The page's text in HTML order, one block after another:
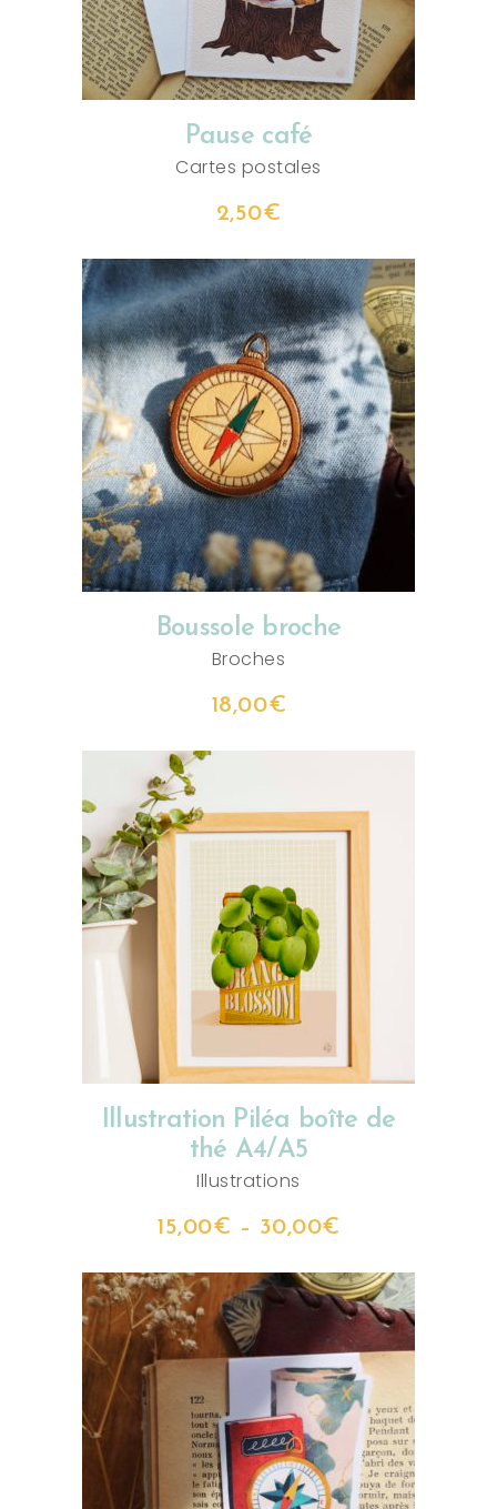
Pause café
Cartes postales
2,50€
AJOUTER AU PANIER
Boussole broche
Broches
18,00€
CHOIX DES OPTIONS
Illustration Piléa boîte de
thé A4/A5
Illustrations
15,00€ – 30,00€
AJOUTER AU PANIER